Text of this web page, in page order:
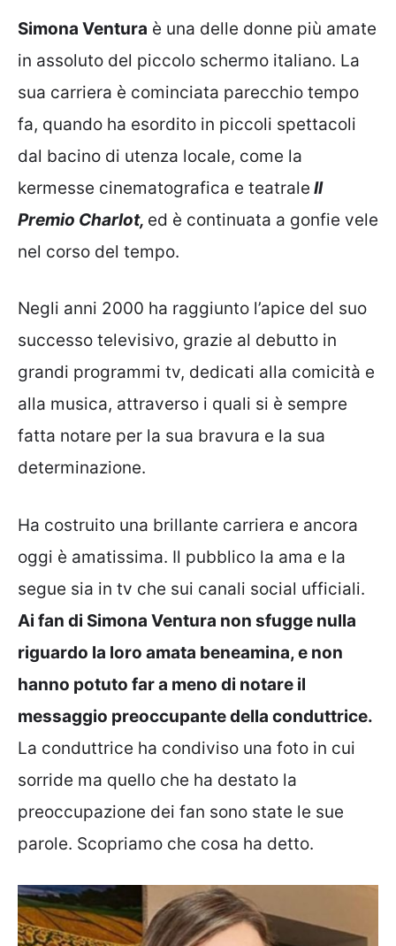
Simona Ventura è una delle donne più amate
in assoluto del piccolo schermo italiano. La
sua carriera è cominciata parecchio tempo
fa, quando ha esordito in piccoli spettacoli
dal bacino di utenza locale, come la
kermesse cinematografica e teatrale Il
Premio Charlot, ed è continuata a gonfie vele
nel corso del tempo.
Negli anni 2000 ha raggiunto l’apice del suo
successo televisivo, grazie al debutto in
grandi programmi tv, dedicati alla comicità e
alla musica, attraverso i quali si è sempre
fatta notare per la sua bravura e la sua
determinazione.
Ha costruito una brillante carriera e ancora
oggi è amatissima. Il pubblico la ama e la
segue sia in tv che sui canali social ufficiali.
Ai fan di Simona Ventura non sfugge nulla
riguardo la loro amata beneamina, e non
hanno potuto far a meno di notare il
messaggio preoccupante della conduttrice.
La conduttrice ha condiviso una foto in cui
sorride ma quello che ha destato la
preoccupazione dei fan sono state le sue
parole. Scopriamo che cosa ha detto.